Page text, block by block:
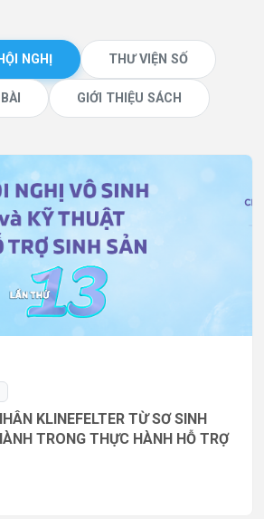
NGHỊ THƯ VIỆN SỐ
GIỚI THIỆU SÁCH
KLINEFELTER TỪ SƠ SINH
TRONG THỰC HÀNH HỖ TRỢ